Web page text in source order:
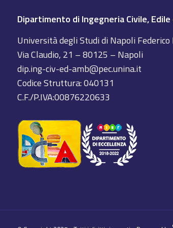
Dipartimento di Ingegneria Civile,
Università degli Studi di Napoli Federico
Via Claudio, 21 – 80125 – Napoli
dip.ing-civ-ed-amb@pec.unina.it
Codice Struttura: 040131
C.F./P.IVA:00876220633